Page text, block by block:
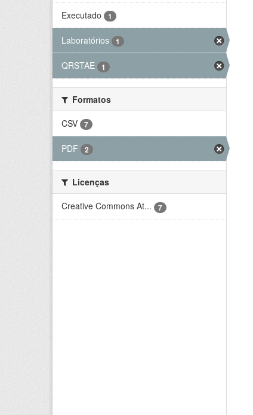
Executado 1
Laboratórios 1
QRSTAE 1
Formatos
CSV
7
PDF 2
Licenças
Creative Commons At...
7